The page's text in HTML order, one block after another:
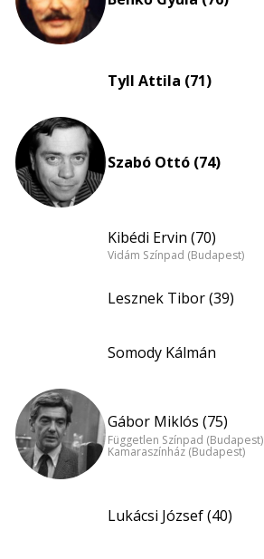
Tyll Attila (71)
Szabó Ottó (74)
Kibédi Ervin (70)
Vidám Színpad (Budapest)
Lesznek Tibor (39)
Somody Kálmán
Gábor Miklós (75)
Független Színpad (Budapest)
Kamaraszínház (Budapest)
Lukácsi József (40)